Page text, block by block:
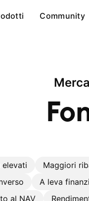
Community
elevati Maggiori
A leva
al NAV